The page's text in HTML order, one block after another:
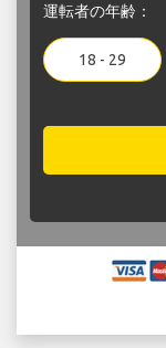
運転者の年齢：
18 - 29